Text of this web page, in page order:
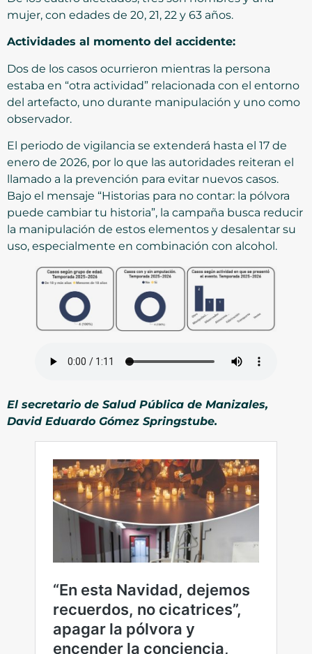
mujer, con edades de 20, 21, 22 y 63 años.
Actividades al momento del accidente:
Dos de los casos ocurrieron mientras la persona
estaba en “otra actividad” relacionada con el entorno
del artefacto, uno durante manipulación y uno como
observador.
El periodo de vigilancia se extenderá hasta el 17 de
enero de 2026, por lo que las autoridades reiteran el
llamado a la prevención para evitar nuevos casos.
Bajo el mensaje “Historias para no contar: la pólvora
puede cambiar tu historia”, la campaña busca reducir
la manipulación de estos elementos y desalentar su
uso, especialmente en combinación con alcohol.
El secretario de Salud Pública de Manizales,
David Eduardo Gómez Springstube.